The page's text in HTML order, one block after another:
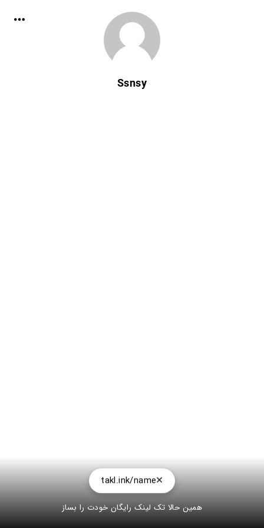
Ssnsy
takl.ink/name
همین حالا تک لینک رایگان خودت را بساز